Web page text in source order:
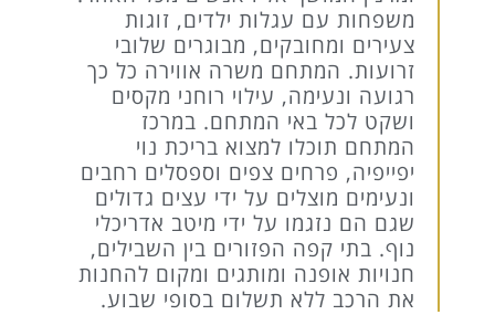
משפחות עם עגלות ילדים, זוגות
צעירים ומחובקים, מבוגרים שלובי
זרועות. המתחם משרה אווירה כל כך
רגועה ונעימה, עילוי רוחני מקסים
ושקט לכל באי המתחם. במרכז
המתחם תוכלו למצוא בריכת נוי
יפייפיה, פרחים צפים וספסלים רחבים
ונעימים מוצלים על ידי עצים גדולים
שגם הם נזגמו על ידי מיטב אדריכלי
נוף. בתי קפה הפזורים בין השבילים,
חנויות אופנה ומותגים ומקום להחנות
את הרכב ללא תשלום בסופי שבוע.